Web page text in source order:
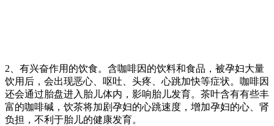
2、有兴奋作用的饮食。含咖啡因的饮料和食品，被孕妇大量
饮用后，会出现恶心、呕吐、头疼、心跳加快等症状。咖啡因
还会通过胎盘进入胎儿体内，影响胎儿发育。茶叶含有有些丰
富的咖啡碱，饮茶将加剧孕妇的心跳速度，增加孕妇的心、肾
负担，不利于胎儿的健康发育。